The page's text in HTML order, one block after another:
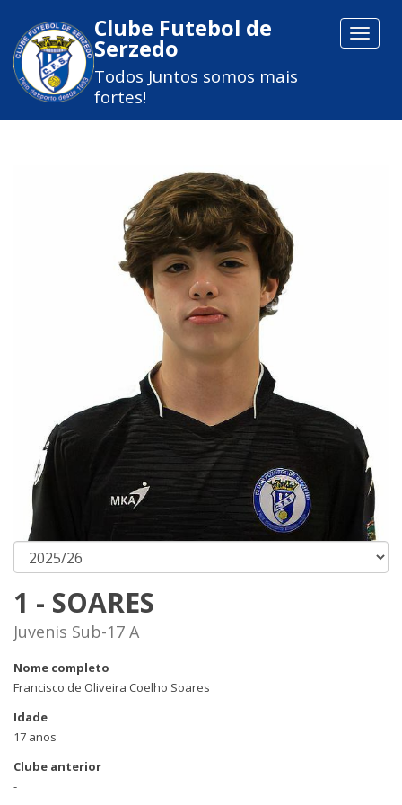
Toggle
Clube Futebol de
Serzedo
Todos Juntos somos mais
fortes!
1 - SOARES
Juvenis Sub-17 A
Nome completo
Francisco de Oliveira Coelho Soares
Idade
17 anos
Clube anterior
-